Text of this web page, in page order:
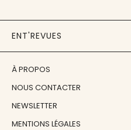
ENT'REVUES
À PROPOS
NOUS CONTACTER
NEWSLETTER
MENTIONS LÉGALES